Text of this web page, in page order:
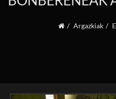
Argazkiak